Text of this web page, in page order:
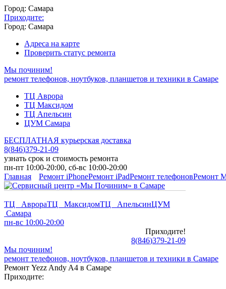
Город: Самара
Приходите:
Город: Самара
Адреса на карте
Проверить статус ремонта
Мы починим!
ремонт телефонов, ноутбуков, планшетов и техники в Самаре
ТЦ Аврора
ТЦ Максидом
ТЦ Апельсин
ЦУМ Самара
БЕСПЛАТНАЯ курьерская доставка
8(846)379-21-09
узнать срок и стоимость ремонта
пн-пт 10:00-20:00, сб-вс 10:00-20:00
Главная
Ремонт iPhoneРемонт iPadРемонт телефоновРемонт
ТЦ АврораТЦ МаксидомТЦ АпельсинЦУМ
Самара
пн-вс 10:00-20:00
Приходите!
8(846)379-21-09
Мы починим!
ремонт телефонов, ноутбуков, планшетов и техники в Самаре
Ремонт Yezz Andy A4 в Самаре
Приходите: